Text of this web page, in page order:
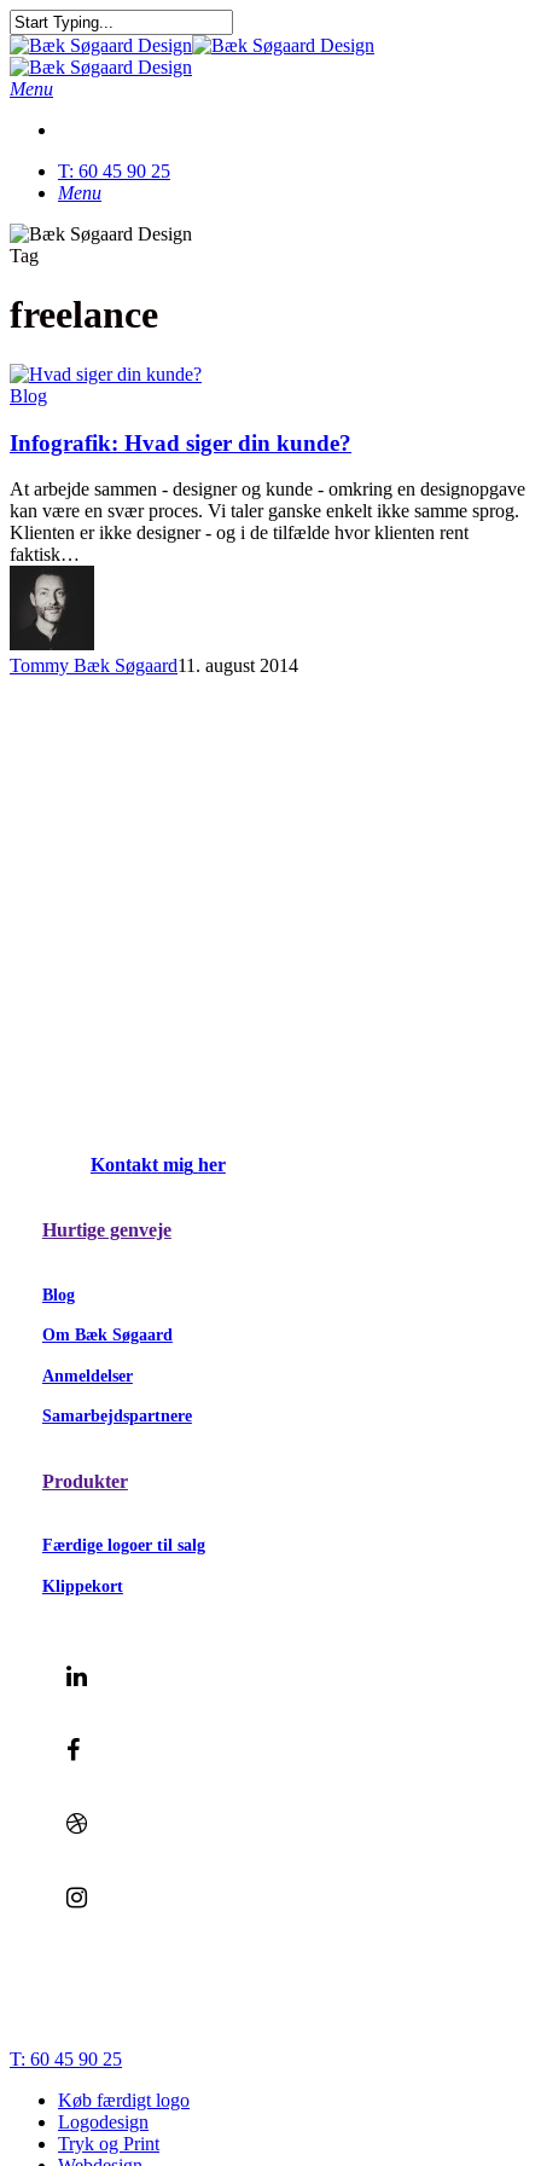
Skip
to
main
content
Close
Search
Menu
T: 60 45 90 25
Menu
Tag
freelance
Blog
Infografik: Hvad siger din kunde?
At arbejde sammen - designer og kunde - omkring en designopgave
kan være en svær proces. Vi taler ganske enkelt ikke samme sprog.
Klienten er ikke designer - og i de tilfælde hvor klienten rent
faktisk…
Tommy Bæk Søgaard11. august 2014
Kontakt mig her
Hurtige genveje
Blog
Om Bæk Søgaard
Anmeldelser
Samarbejdspartnere
Produkter
Færdige logoer til salg
Klippekort
Close
T: 60 45 90 25
Køb færdigt logo
Logodesign
Tryk og Print